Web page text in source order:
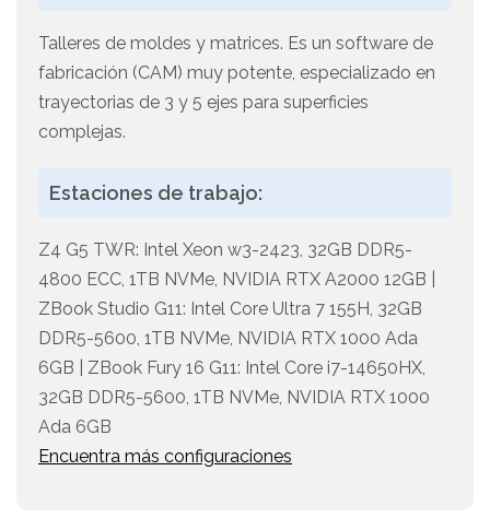
Talleres de moldes y matrices. Es un software de
fabricación (CAM) muy potente, especializado en
trayectorias de 3 y 5 ejes para superficies
complejas.
Estaciones de trabajo:
Z4 G5 TWR: Intel Xeon w3-2423, 32GB DDR5-
4800 ECC, 1TB NVMe, NVIDIA RTX A2000 12GB |
ZBook Studio G11: Intel Core Ultra 7 155H, 32GB
DDR5-5600, 1TB NVMe, NVIDIA RTX 1000 Ada
6GB | ZBook Fury 16 G11: Intel Core i7-14650HX,
32GB DDR5-5600, 1TB NVMe, NVIDIA RTX 1000
Ada 6GB
Encuentra más configuraciones